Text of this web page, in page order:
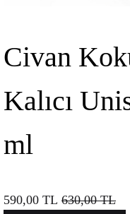
Civan
Kalıcı
ml
590,00 TL 630,00TL